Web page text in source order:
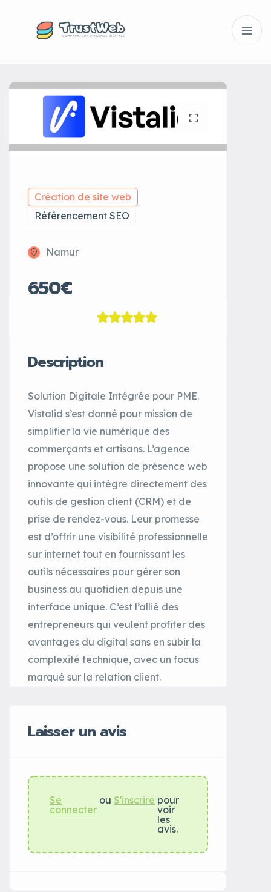
Création de site web
Référencement SEO
Namur
650€
Description
Solution Digitale Intégrée pour PME.
Vistalid s’est donné pour mission de
simplifier la vie numérique des
commerçants et artisans. L’agence
propose une solution de présence web
innovante qui intègre directement des
outils de gestion client (CRM) et de
prise de rendez-vous. Leur promesse
est d’offrir une visibilité professionnelle
sur internet tout en fournissant les
outils nécessaires pour gérer son
business au quotidien depuis une
interface unique. C’est l’allié des
entrepreneurs qui veulent profiter des
avantages du digital sans en subir la
complexité technique, avec un focus
marqué sur la relation client.
Laisser un avis
Se
connecter
ou S'inscrire pour
voir
les
avis.